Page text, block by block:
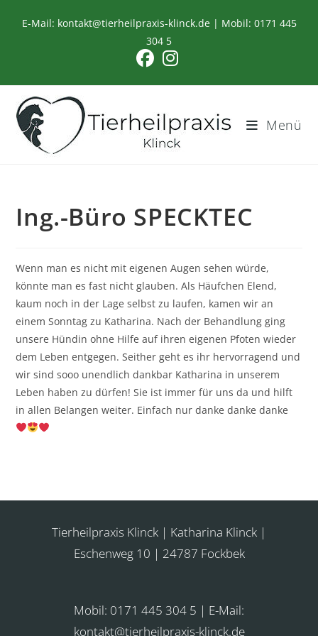
InhaltE-Mail: kontakt@tierheilpraxis-klinck.de| Mobil: 0171 445
304 5
Menü
Ing.-Büro SPECKTEC
Wenn man es nicht mit eigenen Augen sehen würde,
könnte man es fast nicht glauben. Als Häufchen Elend,
kaum noch in der Lage selbst zu laufen, kamen wir an
einem Sonntag zu Katharina. Nach der Behandlung ging
unsere Hündin ohne Hilfe auf ihren eigenen Pfoten wieder
dem Leben entgegen. Seither geht es ihr hervorragend und
wir sind sooo unendlich dankbar Katharina in unserem
Leben haben zu dürfen! Sie ist immer für uns da und hilft
in allen Belangen weiter. Einfach nur danke danke danke
Tierheilpraxis Klinck | Katharina Klinck |
Eschenweg 10 | 24787 Fockbek
Mobil: 0171 445 304 5 | E-Mail:
kontakt@tierheilpraxis-klinck.de